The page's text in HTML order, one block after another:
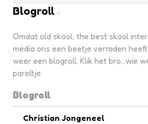
Blogroll
Omdat old skool, the best skool
media ons een beetje verraden
weer een blogroll. Klik het bro...wie
pareltje.
Blogroll
Christian Jongeneel